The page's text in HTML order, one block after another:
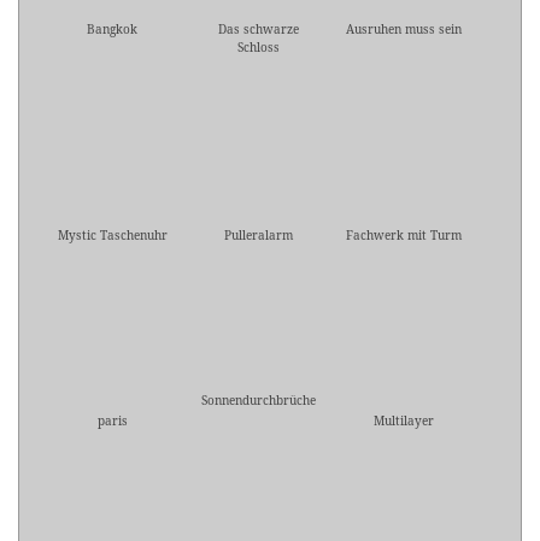
Bangkok
Das schwarze
Schloss
Ausruhen muss sein
Mystic Taschenuhr Pulleralarm Fachwerk mit Turm
paris
Sonnendurchbrüche
Multilayer